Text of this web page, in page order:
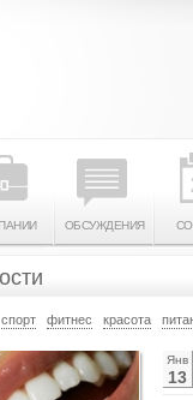
ОБСУЖДЕНИЯ
спорт фитнес красота
Янв
13